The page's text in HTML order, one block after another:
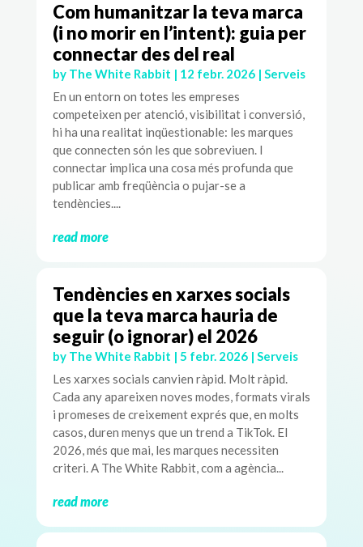
Com humanitzar la teva marca
(i no morir en l’intent): guia per
connectar des del real
by The White Rabbit | 12 febr. 2026| Serveis
En un entorn on totes les empreses
competeixen per atenció, visibilitat i conversió,
hi ha una realitat inqüestionable: les marques
que connecten són les que sobreviuen. I
connectar implica una cosa més profunda que
publicar amb freqüència o pujar-se a
tendències....
read more
Tendències en xarxes socials
que la teva marca hauria de
seguir (o ignorar) el 2026
by The White Rabbit | 5 febr. 2026| Serveis
Les xarxes socials canvien ràpid. Molt ràpid.
Cada any apareixen noves modes, formats virals
i promeses de creixement exprés que, en molts
casos, duren menys que un trend a TikTok. El
2026, més que mai, les marques necessiten
criteri. A The White Rabbit, com a agència...
read more